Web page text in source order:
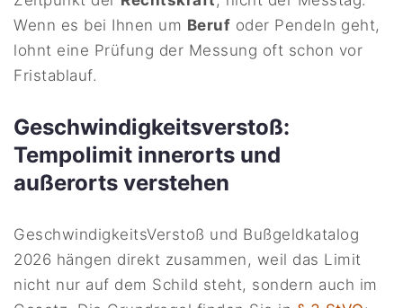
Wenn es bei Ihnen um Beruf oder Pendeln geht,
lohnt eine Prüfung der Messung oft schon vor
Fristablauf.
Geschwindigkeitsverstoß:
Tempolimit innerorts und
außerorts verstehen
GeschwindigkeitsVerstoß und Bußgeldkatalog
2026 hängen direkt zusammen, weil das Limit
nicht nur auf dem Schild steht, sondern auch im